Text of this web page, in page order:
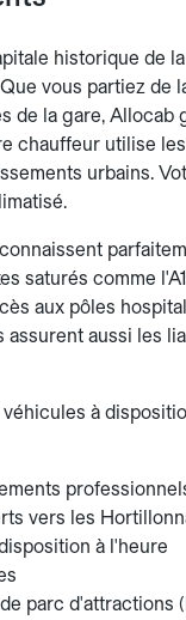
historique de
vous partiez de
de la gare, Allocab
chauffeur utilise
urbains.
saturés comme
aux pôles
assurent aussi les
à
vers les
à l'heure
parc d'attractions